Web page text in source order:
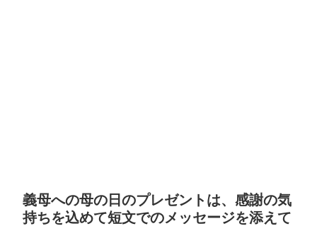
義母への母の日のプレゼントは、感謝の気
持ちを込めて短文でのメッセージを添えて